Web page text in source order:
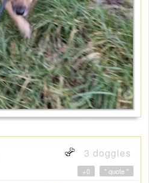
3 doggies
" quote "
+0